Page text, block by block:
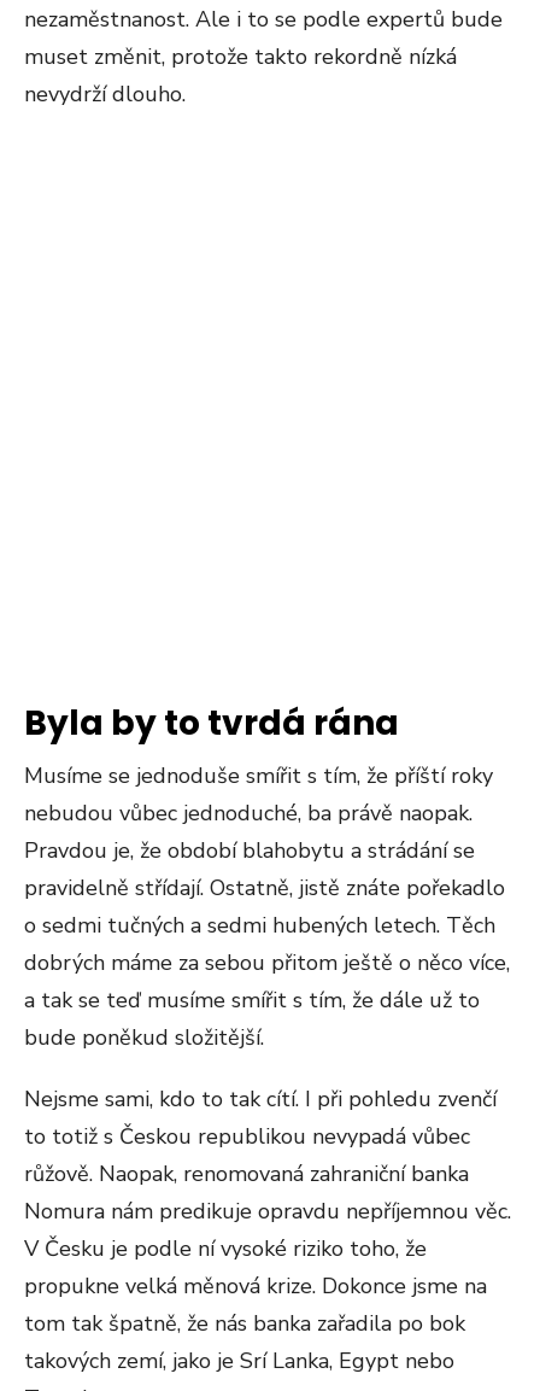
nezaměstnanost. Ale i to se podle expertů bude
muset změnit, protože takto rekordně nízká
nevydrží dlouho.
Byla by to tvrdá rána
Musíme se jednoduše smířit s tím, že příští roky
nebudou vůbec jednoduché, ba právě naopak.
Pravdou je, že období blahobytu a strádání se
pravidelně střídají. Ostatně, jistě znáte pořekadlo
o sedmi tučných a sedmi hubených letech. Těch
dobrých máme za sebou přitom ještě o něco více,
a tak se teď musíme smířit s tím, že dále už to
bude poněkud složitější.
Nejsme sami, kdo to tak cítí. I při pohledu zvenčí
to totiž s Českou republikou nevypadá vůbec
růžově. Naopak, renomovaná zahraniční banka
Nomura nám predikuje opravdu nepříjemnou věc.
V Česku je podle ní vysoké riziko toho, že
propukne velká měnová krize. Dokonce jsme na
tom tak špatně, že nás banka zařadila po bok
takových zemí, jako je Srí Lanka, Egypt nebo